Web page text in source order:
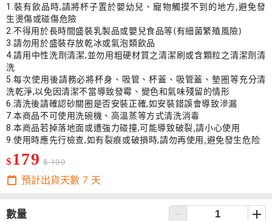
1.裝有飲品時,請將杯子置於嬰幼兒、寵物觸摸不到的地方,避免發
生燙傷或碰傷危險
2.不得用於長時間盛裝乳製品或嬰兒食品等(有細菌繁殖風險)
3.請勿用於盛裝存放乾冰或氣泡類飲品
4.請用中性洗劑清潔,並勿用粗硬材質之清潔刷或含顆粒之清潔劑清
洗
5.每次使用後請務必將杯身、吸管、杯蓋、吸管蓋、墊圈等充分清
洗乾淨,以免因清潔不當導致發霉、變色和氣味殘留的情形
6.清洗後請確認砂關圈是否安裝正確,如安裝錯誤會導致滲漏
7.本商品不可使用洗碗機、高溫蒸等方式清洗消毒
8.本商品若掉落地面或遭強力碰撞,可能導致破裂,請小心使用
9.使用時應先行檢查,如有裂痕或破損時,請勿再使用,避免發生危险
$ 179 $ 199
預計出貨天數 7 天
數量